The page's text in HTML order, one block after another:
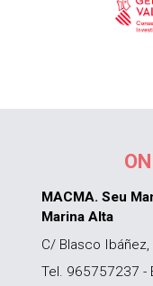
MACMA. Seu
Marina Alta
C/ Blasco
Tel. 965757237 -